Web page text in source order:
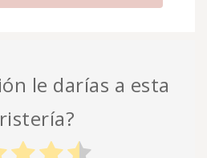
le darías a esta